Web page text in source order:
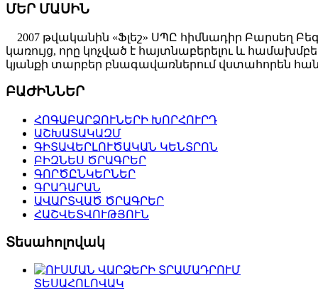
ՄԵՐ ՄԱՍԻՆ
2007 թվականին «Ֆլեշ» ՍՊԸ հիմնադիր Բարսեղ
կառույց, որը կոչված է հայտնաբերելու և
կյանքի տարբեր բնագավառներում վստահորեն
ԲԱԺԻՆՆԵՐ
ՀՈԳԱԲԱՐՁՈՒՆԵՐԻ ԽՈՐՀՈՒՐԴ
ԱՇԽԱՏԱԿԱԶՄ
ԳԻՏԱՎԵՐԼՈՒԾԱԿԱՆ ԿԵՆՏՐՈՆ
ԲԻԶՆԵՍ ԾՐԱԳՐԵՐ
ԳՈՐԾԸՆԿԵՐՆԵՐ
ԳՐԱԴԱՐԱՆ
ԱՎԱՐՏՎԱԾ ԾՐԱԳՐԵՐ
ՀԱՇՎԵՏՎՈՒԹՅՈՒՆ
Տեսահոլովակ
ՏԵՍԱՀՈԼՈՎԱԿ